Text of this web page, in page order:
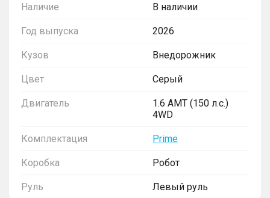
Наличие В наличии
Год выпуска 2026
Кузов Внедорожник
Цвет Серый
Двигатель
1.6 AMT (150 л.с.)
4WD
Комплектация Prime
Коробка Робот
Руль Левый руль